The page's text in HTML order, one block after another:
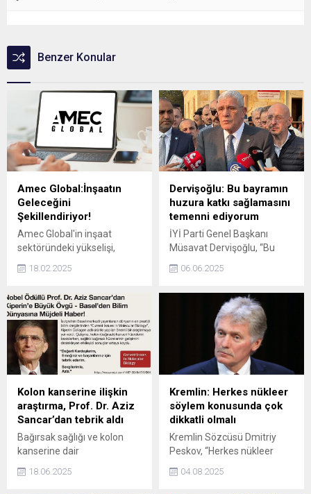
Benzer Konular
Amec Global:İnşaatın
Geleceğini
Şekillendiriyor!
Amec Global'in inşaat
sektöründeki yükselişi,
memnuniyeti odaklı
büyük projelere imza
atacağının bir göstergesi
olarak dikkat çekiyor.
18.02.2025
Dervişoğlu: Bu bayramın
huzura katkı sağlamasını
temenni ediyorum
İYİ Parti Genel Başkanı
Müsavat Dervişoğlu, “Bu
kardeşliğe, mutluluğa,
elverişli bir zemin
oluşturmaya katkı
sağlamasını temenni
ediyorum” dedi.
06.06.2025
Kolon kanserine ilişkin
araştırma, Prof. Dr. Aziz
Sancar’dan tebrik aldı
Bağırsak sağlığı ve kolon
kanserine dair
İsviçre merkezli prestijli
18.06.2025
Kremlin: Herkes nükleer
söylem konusunda çok
dikkatli olmalı
Kremlin Sözcüsü Dmitriy
Peskov, “Herkes nükleer
dikkatli olmalı” dedi.
04.08.2025